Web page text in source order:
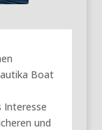
Boat
Interesse
und